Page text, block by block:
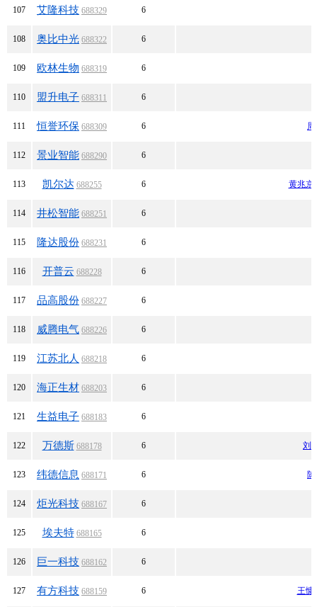
107 艾隆科技 688329 6
108 奥比中光 688322 6
109 欧林生物 688319 6
110 盟升电子 688311 6
111 恒誉环保 688309 6
112 景业智能 688290 6
113 凯尔达 688255 6 黄兆京
114 井松智能 688251 6
115 隆达股份 688231 6
116 开普云 688228 6
117 品高股份 688227 6
118 威腾电气 688226 6
119 江苏北人 688218 6
120 海正生材 688203 6
121 生益电子 688183 6
122 万德斯 688178 6 刘
123 纬德信息 688171 6
124 炬光科技 688167 6
125 埃夫特 688165 6
126 巨一科技 688162 6
127 有方科技 688159 6 王慷